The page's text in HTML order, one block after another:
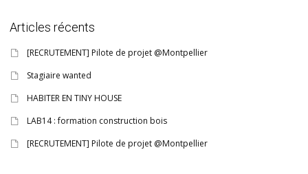
Articles récents
[RECRUTEMENT] Pilote de projet @Montpellier
Stagiaire wanted
HABITER EN TINY HOUSE
LAB14 : formation construction bois
[RECRUTEMENT] Pilote de projet @Montpellier